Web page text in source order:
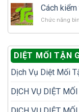
Cách
Chức năng
DIỆT MỐI TẬN
Dịch Vụ Diệt Mối
DỊCH VỤ DIỆT